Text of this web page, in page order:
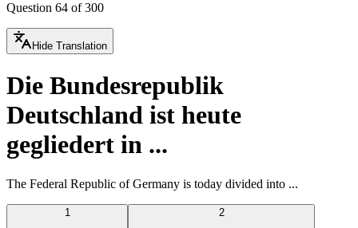
Question 64 of 300
Hide Translation
Die Bundesrepublik
Deutschland ist heute
gegliedert in ...
The Federal Republic of Germany is today divided into ...
1
2